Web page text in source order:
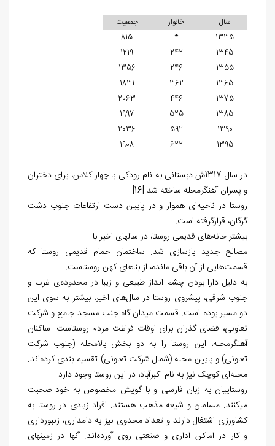
سال خانوار
جمعیت
1335
*
815
1345
242
1219
1355
246
1356
1365
362
1831
1375
446
2063
1385
525
1997
1390
592
2036
1395
622
1908
در سال 1317ش دبستانی به نام رودکی با چهار کلاس، برای دختران
و پسران آهنگرمحله ساخته شد.[16]
روستا در ناحیه‌ا‌‏ی هموار و در پایین دست ارتفاعات جنوب دشت
گرگان، قرارگرفته‌ است.
بیشتر خانه‌های قدیمی روستا، در سال‏های اخیر با
مصالح جدید بازسازی شد. ساختمان حمام قدیمی روستا که
قسمت‌هایی از آن باقی مانده، از بناهای کهن روستاست.
به دلیل دارا بودن چشم انداز طبیعی و زیبا در محدوده‌ی غرب و
جنوب شرقی، پیشروی روستا در سال‌های اخیر، بیشتر به سوی این
دو مسیر بوده‌ است. قسمت میدان گاه جنب مسجد جامع و شرکت
تعاونی، فضای گذران برای اوقات فراغت مردم روستاست. ساکنان
آهنگرمحله، این روستا را به دو بخش بالامحله (جنوب شرکت
تعاونی) و پایین محله (شمال شرکت تعاونی) تقسیم بندی کرده‌اند.
محله‌ای کوچک نیز به نام اکبرآباد، در این روستا وجود دارد.
روستاییان به زبان فارسی و با گویش مخصوص به خود صحبت
می‏کنند. مسلمان و شیعه مذهب هستند. افراد زیادی در روستا به
کشاورزی اشتغال دارند و تعداد محدوی نیز به دامداری، زنبورداری
و کار در اماکن اداری و صنعتی روی آورده‌اند. آنها در زمین‏های